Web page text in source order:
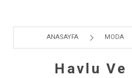
ANASAYFA MODA
Havlu Ve